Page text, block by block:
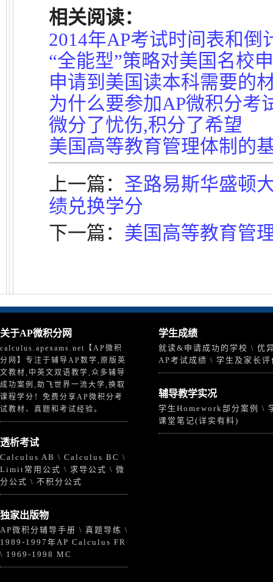
相关阅读：
2014年AP考试时间表和倒
“全能型”策略对美国名校
申请到美国读本科需要的
为什么要参加AP微积分考
微分了忧伤,积分了希望
美国高等教育管理体制的
上一篇： 圣路易斯华盛顿
绩兑换学分
下一篇： 美国高等教育管
关于AP微积分网
calculus.apexams.net【AP微积
分网】专注于辅导AP数学,原版英
文教材,中英文双语教学,众多辅导
成功案例,助飞世界一流大学,换取
课程学分！免费分享AP微积分考
试教材、真题和考试经验。
透析考试
Calculus AB \ Calculus BC \
Limit常用公式 \ 求导公式 \ 微
分公式 \ 不积分公式
独家出版物
AP微积分辅导手册 \ 真题导练 \
1989-1997年AP Calculus FR
\ 1969-1998 MC
学生成绩
就读&申请成功的学校 \ 优
AP考试成绩 \ 学生及家长评
辅导教学实况
学生Homework部分案例 \
课堂笔记(详实有料)